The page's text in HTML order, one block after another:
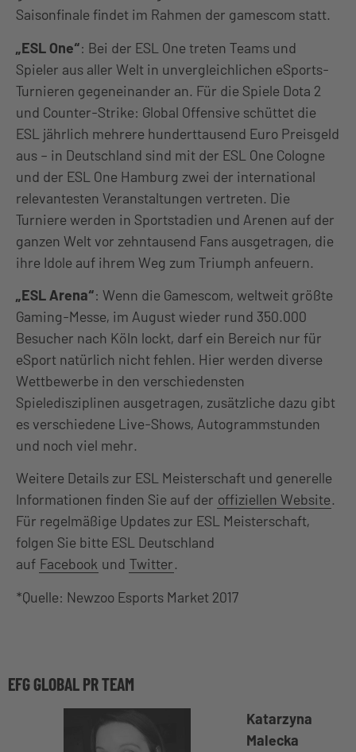
Saisonfinale findet im Rahmen der gamescom statt.
„ESL One“: Bei der ESL One treten Teams und
Spieler aus aller Welt in unvergleichlichen eSports-
Turnieren gegeneinander an. Für die Spiele Dota 2
und Counter-Strike: Global Offensive schüttet die
ESL jährlich mehrere hunderttausend Euro Preisgeld
aus – in Deutschland sind mit der ESL One Cologne
und der ESL One Hamburg zwei der international
relevantesten Veranstaltungen vertreten. Die
Turniere werden in Sportstadien und Arenen auf der
ganzen Welt vor zehntausend Fans ausgetragen, die
ihre Idole auf ihrem Weg zum Triumph anfeuern.
„ESL Arena“: Wenn die Gamescom, weltweit größte
Gaming-Messe, im August wieder rund 350.000
Besucher nach Köln lockt, darf ein Bereich nur für
eSport natürlich nicht fehlen. Hier werden diverse
Wettbewerbe in den verschiedensten
Spieledisziplinen ausgetragen, zusätzliche dazu gibt
es verschiedene Live-Shows, Autogrammstunden
und noch viel mehr.
Weitere Details zur ESL Meisterschaft und generelle
Informationen finden Sie auf der offiziellen Website.
Für regelmäßige Updates zur ESL Meisterschaft,
folgen Sie bitte ESL Deutschland
auf Facebook und Twitter.
*Quelle: Newzoo Esports Market 2017​
EFG GLOBAL PR TEAM
Katarzyna
Malecka